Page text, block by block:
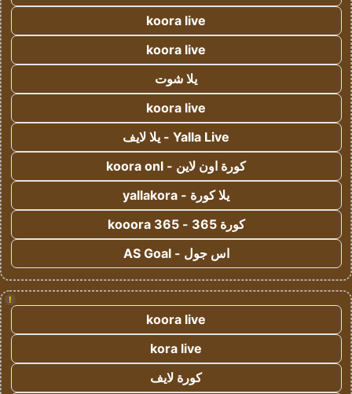
koora live
koora live
يلا شوت
koora live
Yalla Live - يلا لايف
كورة اون لاين - koora onl
يلا كورة - yallakora
كورة 365 - kooora 365
اس جول - AS Goal
!
koora live
kora live
كورة لايف